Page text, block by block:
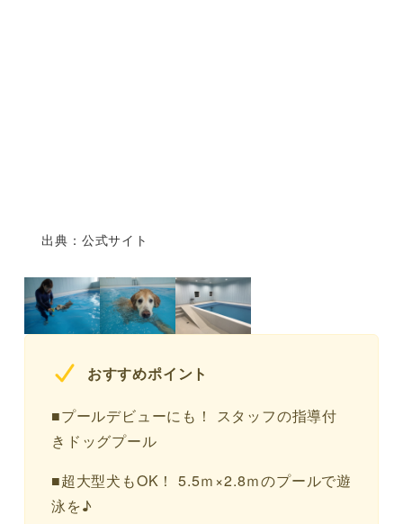
出典：公式サイト
おすすめポイント
■プールデビューにも！ スタッフの指導付
きドッグプール
■超大型犬もOK！ 5.5ｍ×2.8ｍのプールで遊
泳を♪